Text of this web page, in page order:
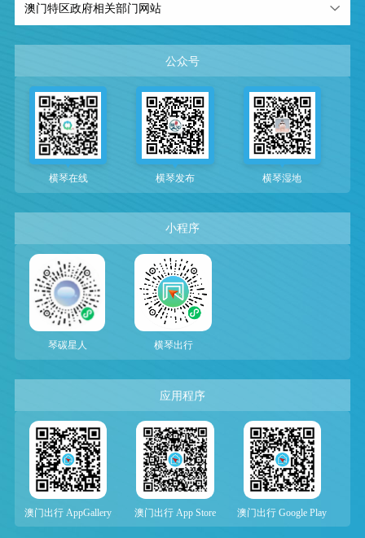
澳门特区政府相关部门网站
公众号
横琴在线 横琴发布 横琴湿地
小程序
琴碳星人 横琴出行
应用程序
澳门出行 AppGallery 澳门出行 App Store 澳门出行 Google Play